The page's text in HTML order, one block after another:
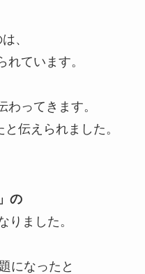
、
れています。
わってきます。
と伝えられました。
の
りました。
になったと